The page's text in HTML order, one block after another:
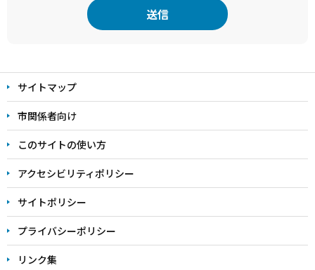
文
こ
こ
ま
で
サイトマップ
市関係者向け
このサイトの使い方
アクセシビリティポリシー
サイトポリシー
プライバシーポリシー
リンク集